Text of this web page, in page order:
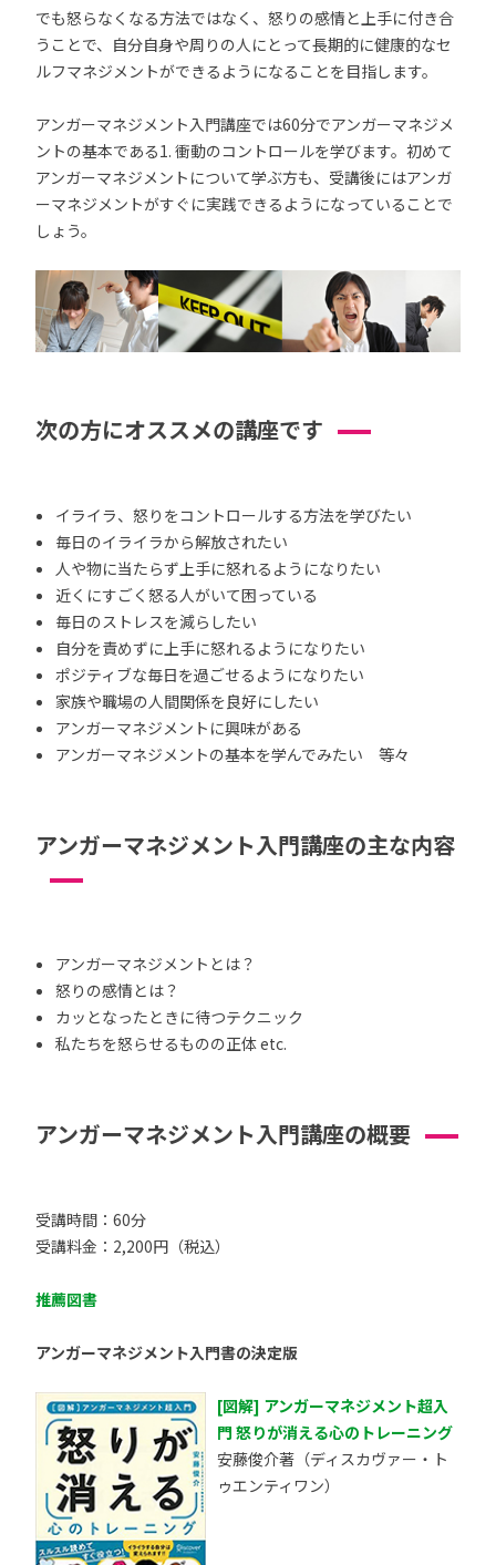
でも怒らなくなる方法ではなく、怒りの感情と上手に付き合
うことで、自分自身や周りの人にとって長期的に健康的なセ
ルフマネジメントができるようになることを目指します。
アンガーマネジメント入門講座では60分でアンガーマネジメ
ントの基本である1. 衝動のコントロールを学びます。初めて
アンガーマネジメントについて学ぶ方も、受講後にはアンガ
ーマネジメントがすぐに実践できるようになっていることで
しょう。
次の方にオススメの講座です
イライラ、怒りをコントロールする方法を学びたい
毎日のイライラから解放されたい
人や物に当たらず上手に怒れるようになりたい
近くにすごく怒る人がいて困っている
毎日のストレスを減らしたい
自分を責めずに上手に怒れるようになりたい
ポジティブな毎日を過ごせるようになりたい
家族や職場の人間関係を良好にしたい
アンガーマネジメントに興味がある
アンガーマネジメントの基本を学んでみたい 等々
アンガーマネジメント入門講座の主な内容
アンガーマネジメントとは？
怒りの感情とは？
カッとなったときに待つテクニック
私たちを怒らせるものの正体 etc.
アンガーマネジメント入門講座の概要
受講時間：60分
受講料金：2,200円（税込）
推薦図書
アンガーマネジメント入門書の決定版
[図解] アンガーマネジメント超入
門 怒りが消える心のトレーニング
安藤俊介著（ディスカヴァー・ト
ゥエンティワン）